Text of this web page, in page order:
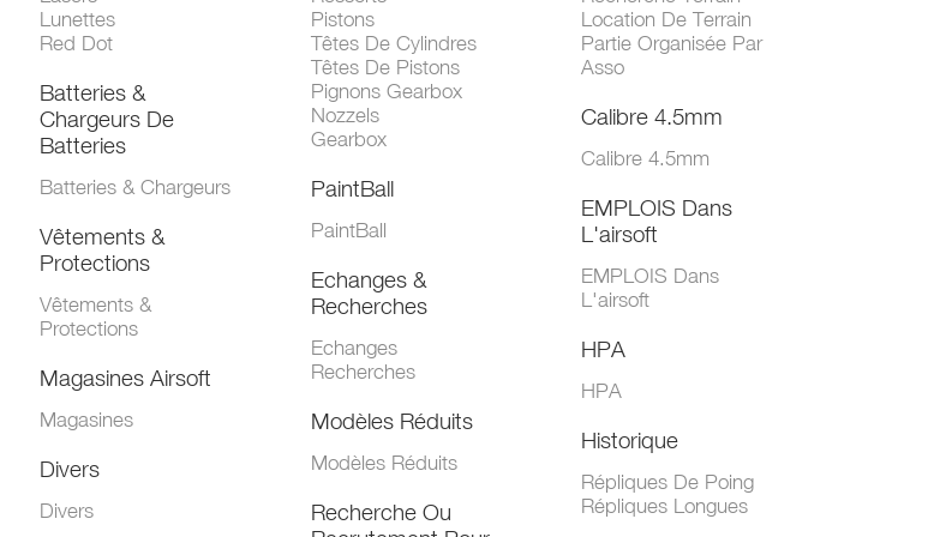
Lunettes
Red Dot
Batteries &
Chargeurs De
Batteries
Batteries & Chargeurs
Vêtements &
Protections
Vêtements &
Protections
Magasines Airsoft
Magasines
Divers
Divers
Pistons
Têtes De Cylindres
Têtes De Pistons
Pignons Gearbox
Nozzels
Gearbox
PaintBall
PaintBall
Echanges &
Recherches
Echanges
Recherches
Modèles Réduits
Modèles Réduits
Recherche Ou
Location De Terrain
Partie Organisée Par
Asso
Calibre 4.5mm
Calibre 4.5mm
EMPLOIS Dans
L'airsoft
EMPLOIS Dans
L'airsoft
HPA
HPA
Historique
Répliques De Poing
Répliques Longues